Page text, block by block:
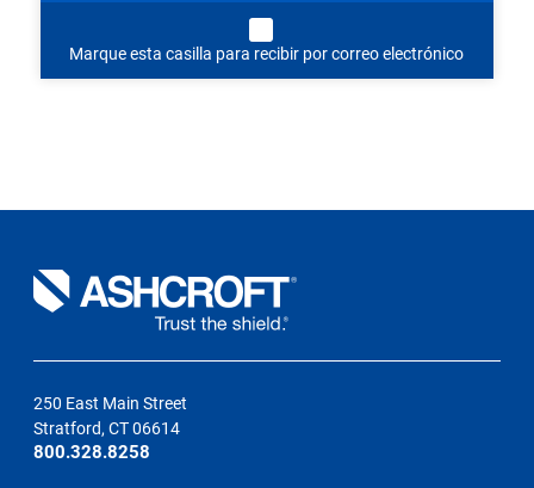
Marque esta casilla para recibir por correo electrónico
250 East Main Street
Stratford, CT 06614
800.328.8258